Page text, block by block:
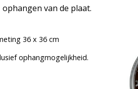
ophangen van de plaat.
36 x 36 cm
ophangmogelijkheid.